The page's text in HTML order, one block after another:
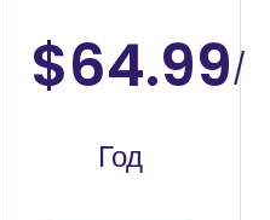
$64.99/
Год